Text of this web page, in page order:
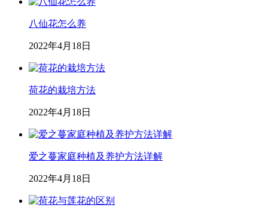
八仙花怎么养
2022年4月18日
荷花的栽培方法
2022年4月18日
爱之蔓家庭种植及养护方法详解
2022年4月18日